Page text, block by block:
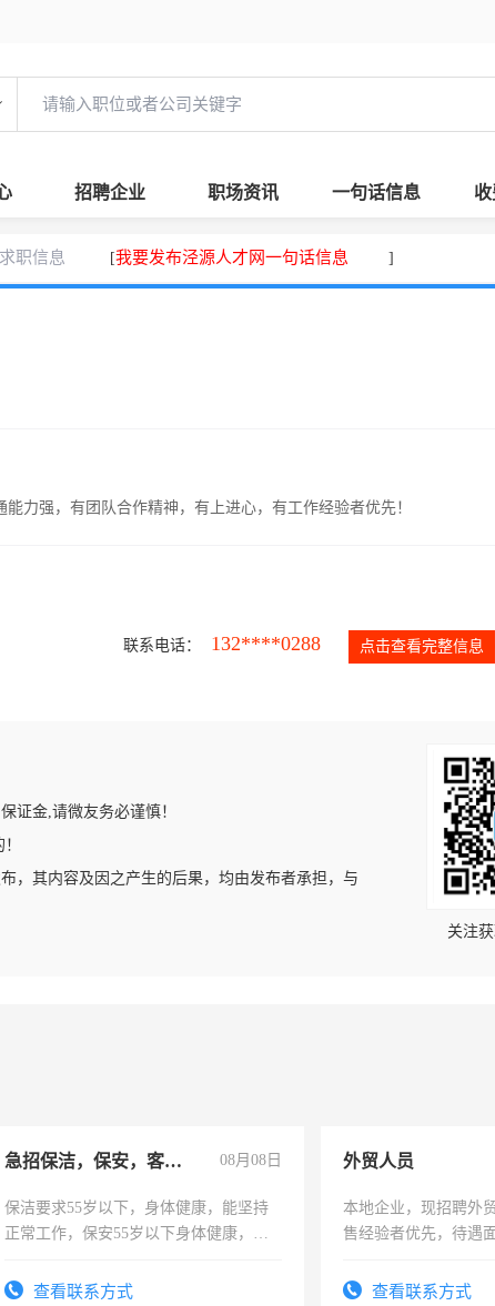
招聘企业 职场资讯 一句话信息
职信息 [我要发布泾源人才网一句话信息 ]
力强，有团队合作精神，有上进心，有工作经验者优先！
联系电话： 132****0288 点击查看完整信息
证金,请微友务必谨慎！
，其内容及因之产生的后果，均由发布者承担，与
关注
急招保洁，保安，客服，工程 08月08日
保洁要求55岁以下，身体健康，能坚持
正常工作，保安55岁以下身体健康，有
录，客服要求45岁以下高中以上文化，
查看联系方式
外贸人员
本地企业，现招聘外
售经验者优先，待遇
查看联系方式